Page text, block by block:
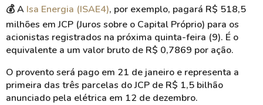
💰A Isa Energia (ISAE4), por exemplo, pagará R$ 518,5
milhões em JCP (Juros sobre o Capital Próprio) para os
acionistas registrados na próxima quinta-feira (9). É o
equivalente a um valor bruto de R$ 0,7869 por ação.
O provento será pago em 21 de janeiro e representa a
primeira das três parcelas do JCP de R$ 1,5 bilhão
anunciado pela elétrica em 12 de dezembro.